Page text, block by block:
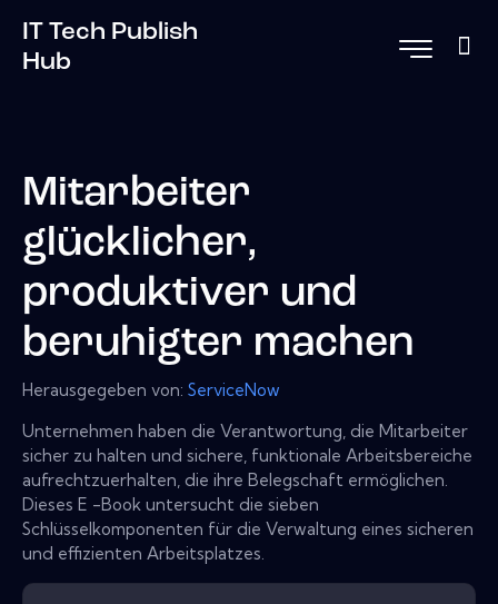
IT Tech Publish
Hub
Mitarbeiter
glücklicher,
produktiver und
beruhigter machen
Herausgegeben von: ServiceNow
Unternehmen haben die Verantwortung, die Mitarbeiter
sicher zu halten und sichere, funktionale Arbeitsbereiche
aufrechtzuerhalten, die ihre Belegschaft ermöglichen.
Dieses E -Book untersucht die sieben
Schlüsselkomponenten für die Verwaltung eines sicheren
und effizienten Arbeitsplatzes.